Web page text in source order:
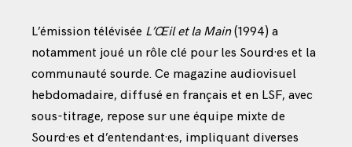
L’émission télévisée L’Œil et la Main(1994) a
notamment joué un rôle clé pour les Sourd·es et la
communauté sourde. Ce magazine audiovisuel
hebdomadaire, diffusé en français et en LSF, avec
sous-titrage, repose sur une équipe mixte de
Sourd·es et d’entendant·es, impliquant diverses